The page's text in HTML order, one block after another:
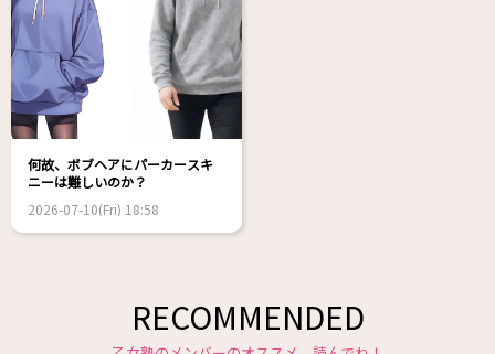
何故、ボブヘアにパーカースキ
ニーは難しいのか？
2026-07-10(Fri) 18:58
RECOMMENDED